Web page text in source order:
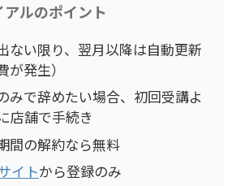
ルのポイント
ない限り、翌月以降は自動更新
が発生）
みで辞めたい場合、初回受講よ
店舗で手続き
間の解約なら無料
イトから登録のみ